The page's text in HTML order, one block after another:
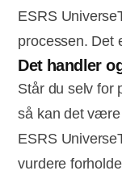
ESRS
processen. Det
Det handler
Står du selv for
så kan det være
ESRS
vurdere